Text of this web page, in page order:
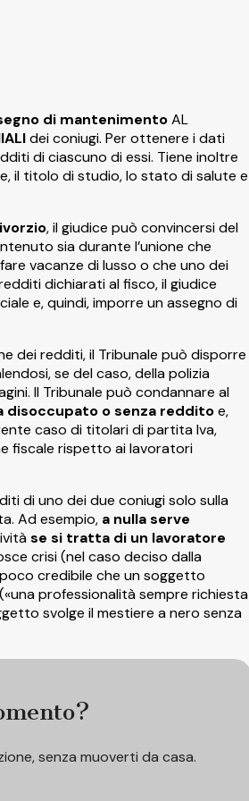
di mantenimentoAL
dei coniugi. Per ottenere i dati
di ciascuno di essi. Tiene inoltre
il titolo di studio, lo stato di salute e
, il giudice può convincersi del
sia durante l’unione che
vacanze di lusso o che uno dei
dichiarati al fisco, il giudice
e, quindi, imporre un assegno di
dei redditi, il Tribunale può disporre
se del caso, della polizia
Il Tribunale può condannare al
disoccupato o senza redditoe,
caso di titolari di partita Iva,
fiscale rispetto ai lavoratori
di uno dei due coniugi solo sulla
Ad esempio, a nulla serve
se si tratta di un lavoratore
crisi (nel caso deciso dalla
credibile che un soggetto
professionalità sempre richiesta
svolge il mestiere a nero senza
senza muoverti da casa.